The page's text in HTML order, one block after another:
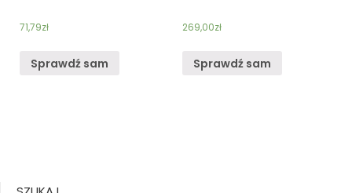
71,79zł
Sprawdź sam
269,00zł
Sprawdź sam